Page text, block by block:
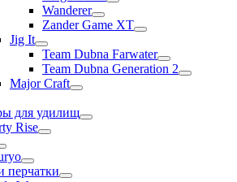
Wanderer
Zander Game XT
Jig It
Team Dubna Farwater
Team Dubna Generation 2
Major Craft
для удилищ
Rise
перчатки